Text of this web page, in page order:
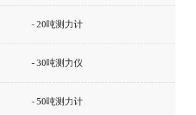
- 20吨测力计
- 30吨测力仪
- 50吨测力计